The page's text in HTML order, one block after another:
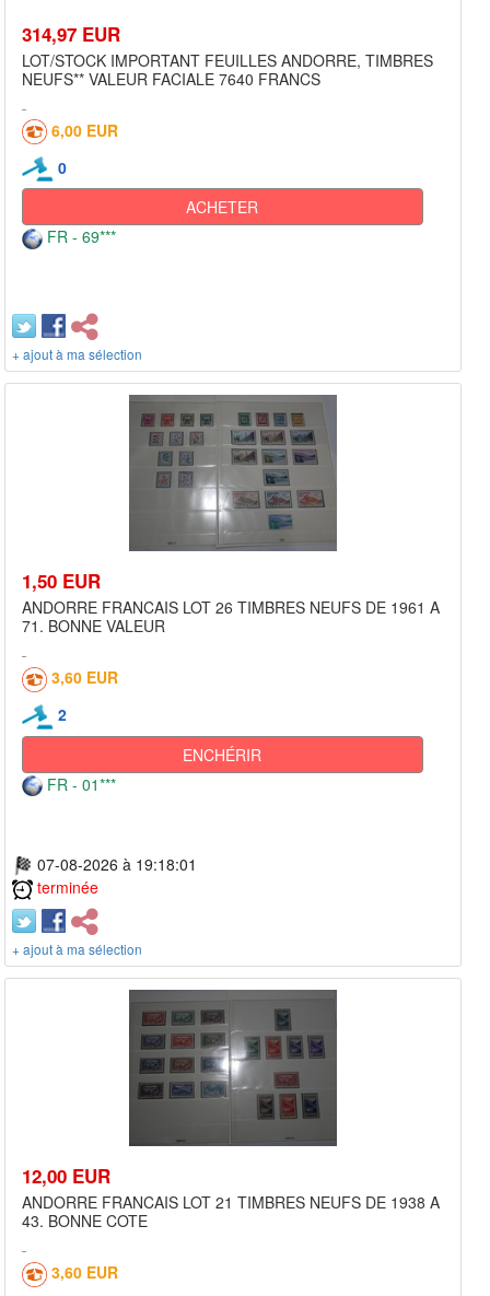
314,97 EUR
LOT/STOCK IMPORTANT FEUILLES ANDORRE, TIMBRES
NEUFS** VALEUR FACIALE 7640 FRANCS
6,00 EUR
0
ACHETER
FR - 69***
+ ajout à ma sélection
1,50 EUR
ANDORRE FRANCAIS LOT 26 TIMBRES NEUFS DE 1961 A
71. BONNE VALEUR
3,60 EUR
2
ENCHÉRIR
FR - 01***
07-08-2026 à 19:18:01
terminée
+ ajout à ma sélection
12,00 EUR
ANDORRE FRANCAIS LOT 21 TIMBRES NEUFS DE 1938 A
43. BONNE COTE
3,60 EUR